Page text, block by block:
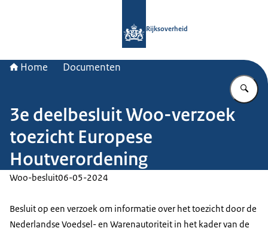
Rijksoverheid
Home Documenten
3e deelbesluit Woo-verzoek
toezicht Europese
Houtverordening
Woo-besluit06-05-2024
Besluit op een verzoek om informatie over het toezicht door de
Nederlandse Voedsel- en Warenautoriteit in het kader van de